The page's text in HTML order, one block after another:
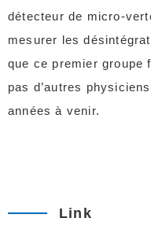
détecteur de micro-
mesurer les
que ce premier groupe
pas d’autres
années à venir.
Link